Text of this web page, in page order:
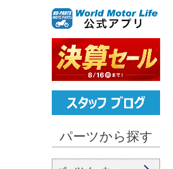
パーツから探す